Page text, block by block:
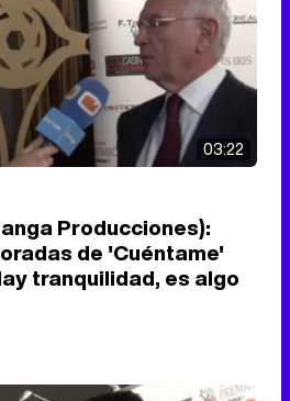
03:22
Producciones):
de 'Cuéntame'
tranquilidad, es algo